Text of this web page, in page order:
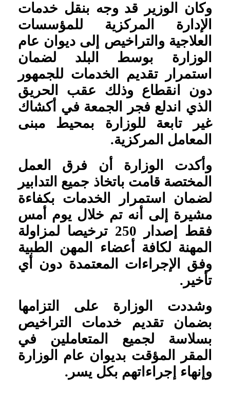
وكان الوزير قد وجه بنقل خدمات
الإدارة المركزية للمؤسسات
العلاجية والتراخيص إلى ديوان عام
الوزارة بوسط البلد لضمان
استمرار تقديم الخدمات للجمهور
دون انقطاع وذلك عقب الحريق
الذي اندلع فجر الجمعة في أكشاك
غير تابعة للوزارة بمحيط مبنى
المعامل المركزية.
وأكدت الوزارة أن فرق العمل
المختصة قامت باتخاذ جميع التدابير
لضمان استمرار الخدمات بكفاءة
مشيرة إلى أنه تم خلال يوم أمس
فقط إصدار 250 ترخيصا لمزاولة
المهنة لكافة أعضاء المهن الطبية
وفق الإجراءات المعتمدة دون أي
تأخير .
وشددت الوزارة على التزامها
بضمان تقديم خدمات التراخيص
بسلاسة لجميع المتعاملين في
المقر المؤقت بديوان عام الوزارة
وإنهاء إجراءاتهم بكل يسر .